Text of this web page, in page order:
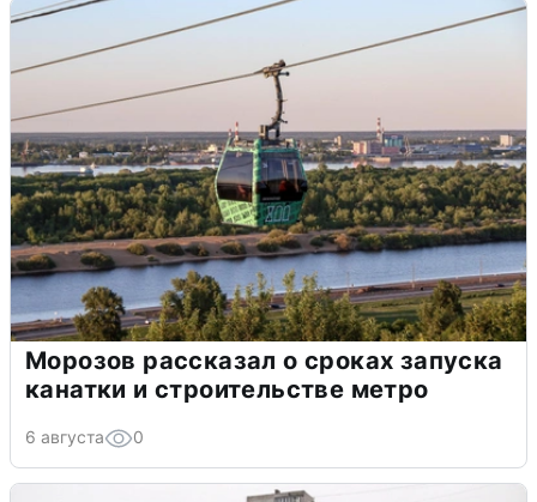
Морозов рассказал о сроках запуска
канатки и строительстве метро
6 августа 0